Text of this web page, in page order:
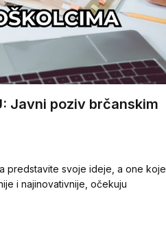
Javni poziv brčanskim
predstavite svoje ideje, a one koje
i najinovativnije, očekuju